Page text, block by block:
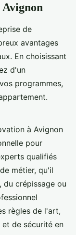
de
avantages
En choisissant
d'un
programmes,
à Avignon
pour
qualifiés
métier, qu'il
du crépissage ou
règles de l'art,
de sécurité en